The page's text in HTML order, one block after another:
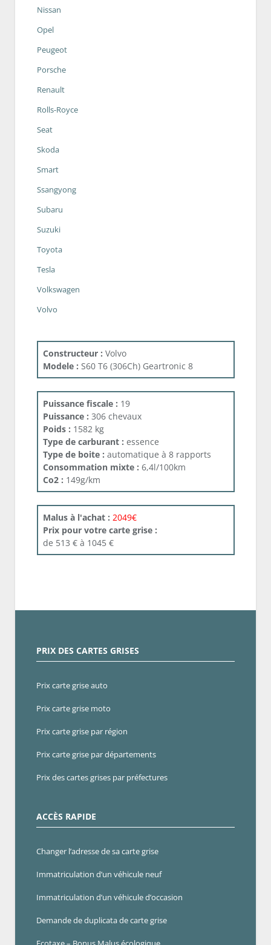
Nissan
Opel
Peugeot
Porsche
Renault
Rolls-Royce
Seat
Skoda
Smart
Ssangyong
Subaru
Suzuki
Toyota
Tesla
Volkswagen
Volvo
Constructeur : Volvo
Modele : S60 T6 (306Ch) Geartronic 8
Puissance fiscale : 19
Puissance : 306 chevaux
Poids : 1582 kg
Type de carburant : essence
Type de boite : automatique à 8 rapports
Consommation mixte : 6,4l/100km
Co2 : 149g/km
Malus à l'achat : 2049€
Prix pour votre carte grise :
de 513 € à 1045 €
PRIX DES CARTES GRISES
Prix carte grise auto
Prix carte grise moto
Prix carte grise par région
Prix carte grise par départements
Prix des cartes grises par préfectures
ACCÈS RAPIDE
Changer l’adresse de sa carte grise
Immatriculation d’un véhicule neuf
Immatriculation d’un véhicule d’occasion
Demande de duplicata de carte grise